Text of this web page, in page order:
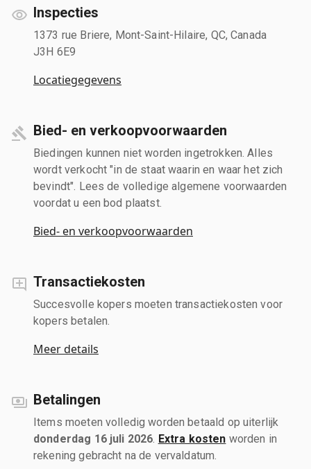
Inspecties
1373 rue Briere, Mont-Saint-Hilaire, QC, Canada
J3H 6E9
Locatiegegevens
Bied- en verkoopvoorwaarden
Biedingen kunnen niet worden ingetrokken. Alles
wordt verkocht "in de staat waarin en waar het zich
bevindt". Lees de volledige algemene voorwaarden
voordat u een bod plaatst.
Bied- en verkoopvoorwaarden
Transactiekosten
Succesvolle kopers moeten transactiekosten voor
kopers betalen.
Meer details
Betalingen
Items moeten volledig worden betaald op uiterlijk
donderdag 16 juli 2026 Extra kosten worden in
rekening gebracht na de vervaldatum.